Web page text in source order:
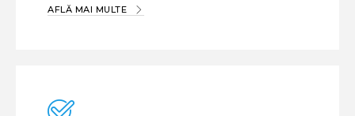
AFLĂ MAI MULTE